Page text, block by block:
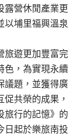
露營休閒產業更
以埔里福興溫泉
旅遊更加豐富完
色，為實現永續
議題，並獲得廣
共榮的成果，
旅行的記憶》的
日起於樂旅南投